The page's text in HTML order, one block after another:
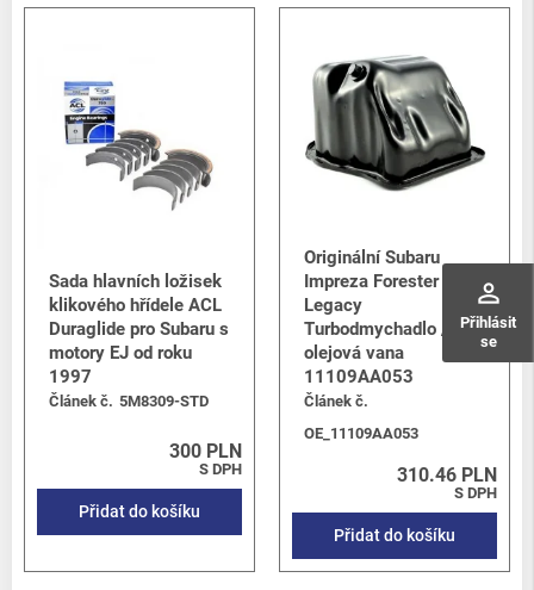
perm_identity
Přihlásit
se
Sada hlavních ložisek
klikového hřídele ACL
Duraglide pro Subaru s
motory EJ od roku
1997
Článek č. 5M8309-STD
300 PLN
S DPH
Přidat do košíku
Originální Subaru
Impreza Forester &
Legacy
Turbodmychadlo /
olejová vana
11109AA053
Článek č.
OE_11109AA053
310.46 PLN
S DPH
Přidat do košíku